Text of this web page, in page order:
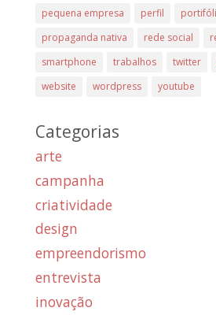
pequena empresa
perfil
propaganda nativa
rede social
smartphone
trabalhos twitter
website
wordpress youtube
Categorias
arte
campanha
criatividade
design
empreendorismo
entrevista
inovação